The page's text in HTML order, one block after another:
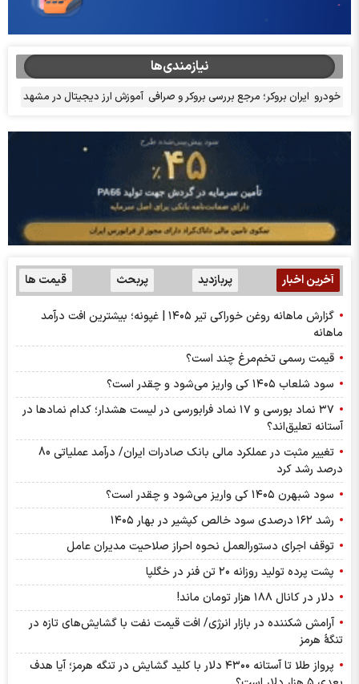
نیازمندی‌ها
خودرو ایران بروکر؛ مرجع بررسی بروکر و صرافی آموزش ارز دیجیتال در مشهد
آخرین اخبار پربازدید پربحث قیمت ها
گزارش ماهانه روغن خوراکی تیر ۱۴۰۵ | غپونه؛ بیشترین افت درآمد
ماهانه
قیمت رسمی تخم‌مرغ چند است؟
سود شلعاب ۱۴۰۵ کی واریز می‌شود و چقدر است؟
۳۷ نماد بورسی و ۱۷ نماد فرابورسی در لیست هشدار؛ کدام نماد‌ها در
آستانه تعلیق‌اند؟
تغییر مثبت در عملکرد مالی بانک صادرات ایران/ درآمد عملیاتی 80
درصد رشد کرد
سود شبهرن ۱۴۰۵ کی واریز می‌شود و چقدر است؟
رشد ۱۶۲ درصدی سود خالص کپشیر در بهار ۱۴۰۵
توقف اجرای دستورالعمل نحوه احراز صلاحیت مدیران عامل
پشت پرده تولید روزانه ۲۰ تن فنر در خگلپا
دلار در کانال ۱۸۸ هزار تومان ماند!
آرامش شکننده در بازار انرژی/ افت قیمت نفت با گشایش‌های تازه در
تنگۀ هرمز
پرواز طلا تا آستانه ۴۳۰۰ دلار با کلید گشایش در تنگه هرمز؛ آیا هدف